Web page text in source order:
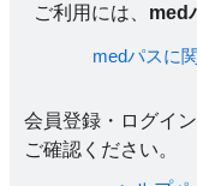
ご利用には、 med
medパスに
会員登録・ログイ
ご確認ください。​